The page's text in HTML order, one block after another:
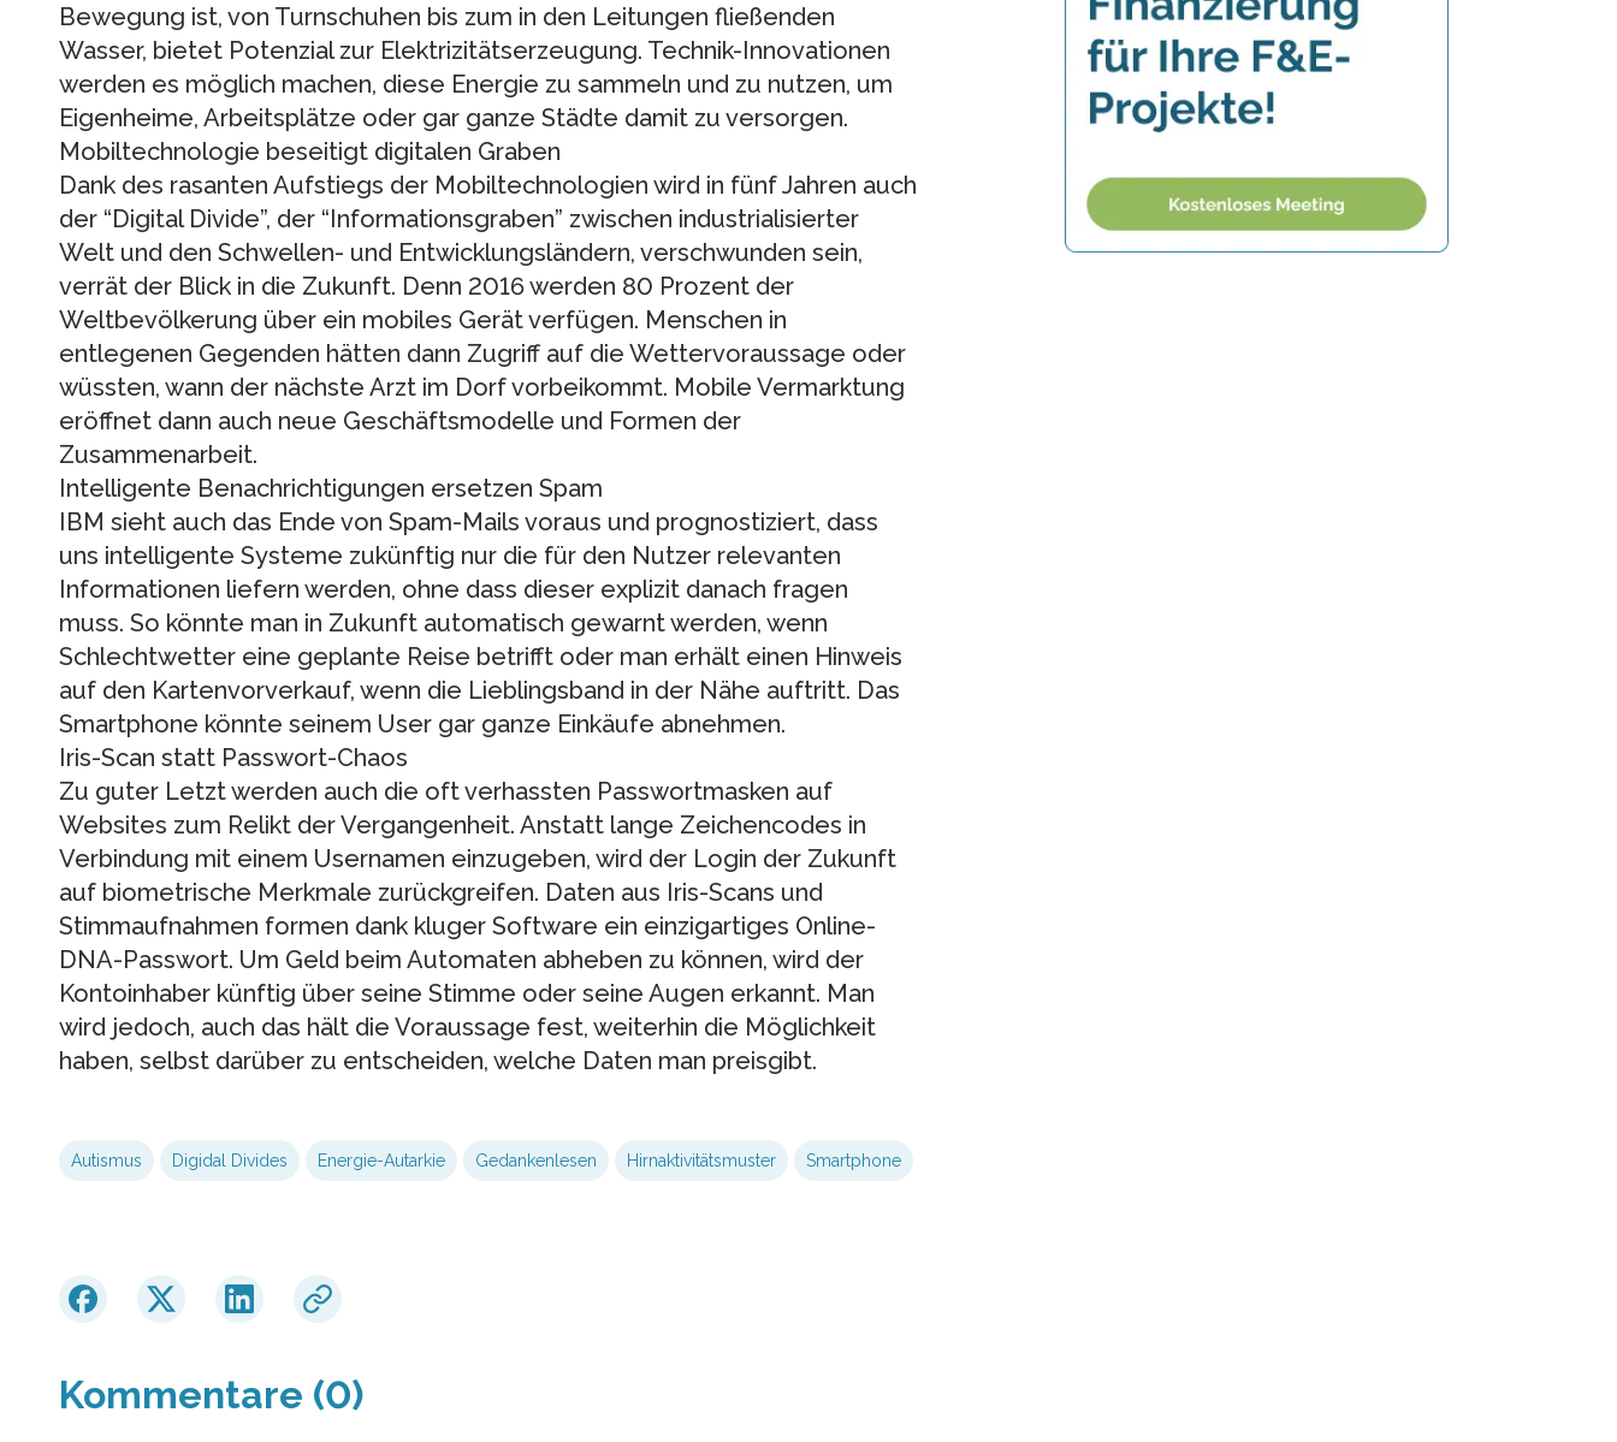
Bewegung ist, von Turnschuhen bis zum in den Leitungen fließenden
Wasser, bietet Potenzial zur Elektrizitätserzeugung. Technik-Innovationen
werden es möglich machen, diese Energie zu sammeln und zu nutzen, um
Eigenheime, Arbeitsplätze oder gar ganze Städte damit zu versorgen.
Mobiltechnologie beseitigt digitalen Graben
Dank des rasanten Aufstiegs der Mobiltechnologien wird in fünf Jahren auch
der “Digital Divide”, der “Informationsgraben” zwischen industrialisierter
Welt und den Schwellen- und Entwicklungsländern, verschwunden sein,
verrät der Blick in die Zukunft. Denn 2016 werden 80 Prozent der
Weltbevölkerung über ein mobiles Gerät verfügen. Menschen in
entlegenen Gegenden hätten dann Zugriff auf die Wettervoraussage oder
wüssten, wann der nächste Arzt im Dorf vorbeikommt. Mobile Vermarktung
eröffnet dann auch neue Geschäftsmodelle und Formen der
Zusammenarbeit.
Intelligente Benachrichtigungen ersetzen Spam
IBM sieht auch das Ende von Spam-Mails voraus und prognostiziert, dass
uns intelligente Systeme zukünftig nur die für den Nutzer relevanten
Informationen liefern werden, ohne dass dieser explizit danach fragen
muss. So könnte man in Zukunft automatisch gewarnt werden, wenn
Schlechtwetter eine geplante Reise betrifft oder man erhält einen Hinweis
auf den Kartenvorverkauf, wenn die Lieblingsband in der Nähe auftritt. Das
Smartphone könnte seinem User gar ganze Einkäufe abnehmen.
Iris-Scan statt Passwort-Chaos
Zu guter Letzt werden auch die oft verhassten Passwortmasken auf
Websites zum Relikt der Vergangenheit. Anstatt lange Zeichencodes in
Verbindung mit einem Usernamen einzugeben, wird der Login der Zukunft
auf biometrische Merkmale zurückgreifen. Daten aus Iris-Scans und
Stimmaufnahmen formen dank kluger Software ein einzigartiges Online-
DNA-Passwort. Um Geld beim Automaten abheben zu können, wird der
Kontoinhaber künftig über seine Stimme oder seine Augen erkannt. Man
wird jedoch, auch das hält die Voraussage fest, weiterhin die Möglichkeit
haben, selbst darüber zu entscheiden, welche Daten man preisgibt.
Autismus Digidal Divides Energie-Autarkie Gedankenlesen Hirnaktivitätsmuster Smartphone
Kommentare (0)